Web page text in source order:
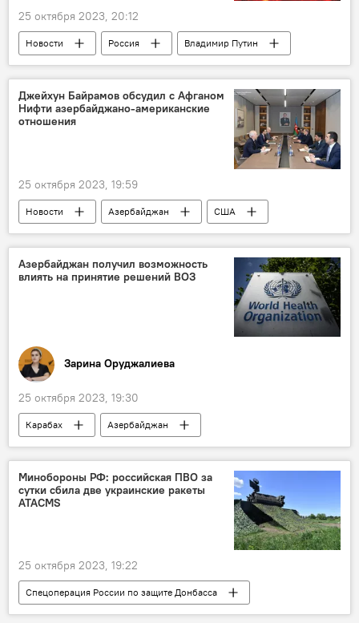
25 октября 2023, 20:12
Новости Россия
Владимир Путин
Минобороны РФ
Шойгу
учения
Ядерный удар
Джейхун Байрамов обсудил с Афганом
Нифти азербайджано-американские
отношения
25 октября 2023, 19:59
Новости Азербайджан
США
МИД АР
Джейхун Байрамов
Сотрудничество
Азербайджан получил возможность
влиять на принятие решений ВОЗ
Зарина Оруджалиева
25 октября 2023, 19:30
Карабах
Азербайджан
Всемирная организация оздоровительного туризма
Региональная оценочная группа ВОЗ
Минздрав АР
Выборы
Избрание
Минобороны РФ: российская ПВО за
сутки сбила две украинские ракеты
ATACMS
25 октября 2023, 19:22
Спецоперация России по защите Донбасса
Россия
Украина
Спецоперация